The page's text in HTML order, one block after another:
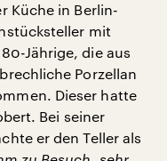
Küche in Berlin-
mit
Jährige, die aus
Porzellan
Dieser hatte
Bei seiner
er den Teller als